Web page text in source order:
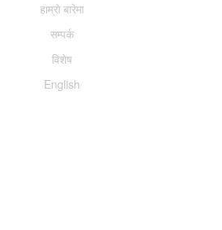
हाम्राे बारेमा
सम्पर्क
विशेष
English